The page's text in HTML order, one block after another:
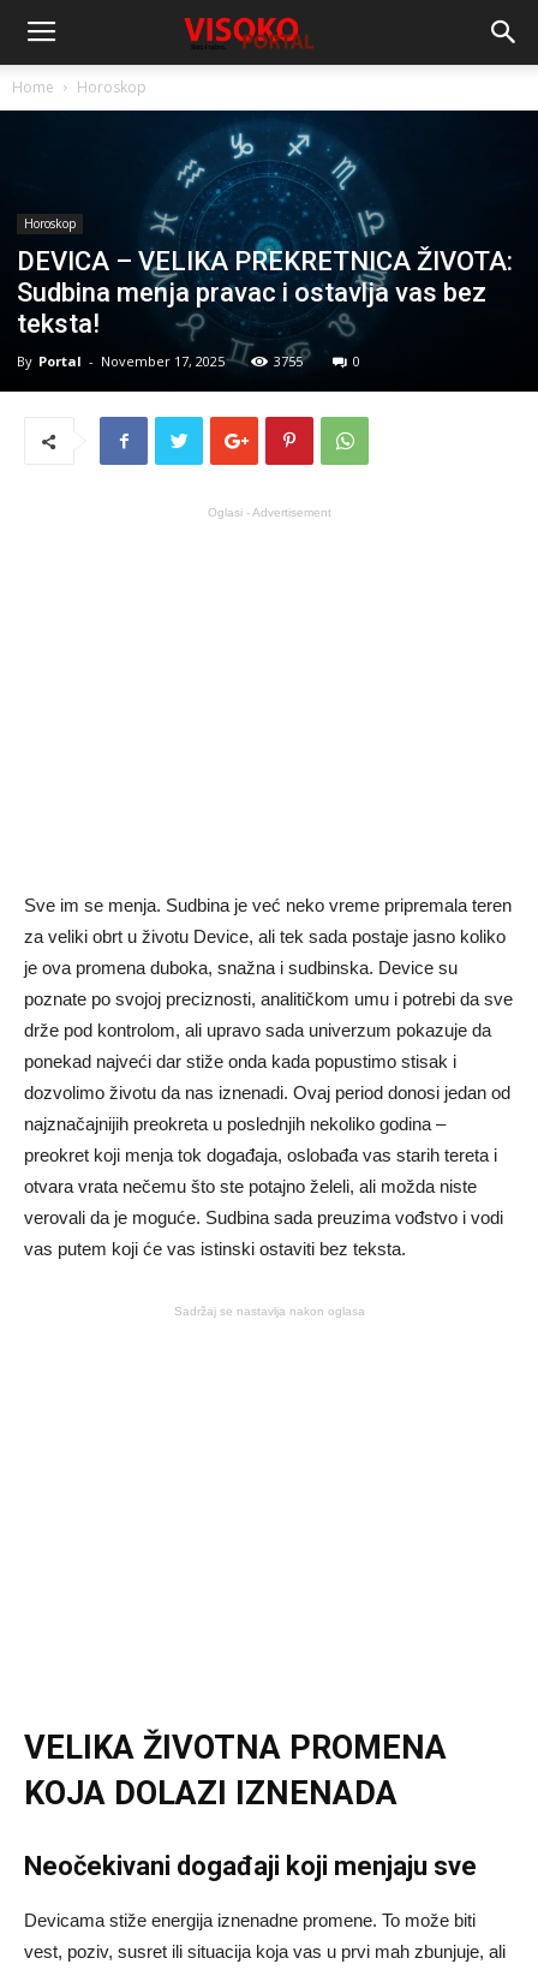
Home Horoskop
Horoskop
DEVICA – VELIKA PREKRETNICA ŽIVOTA:
Sudbina menja pravac i ostavlja vas bez
teksta!
By Portal - November 17, 2025 3755 0
Oglasi - Advertisement
Sve im se menja. Sudbina je već neko vreme pripremala teren
za veliki obrt u životu Device, ali tek sada postaje jasno koliko
je ova promena duboka, snažna i sudbinska. Device su
poznate po svojoj preciznosti, analitičkom umu i potrebi da sve
drže pod kontrolom, ali upravo sada univerzum pokazuje da
ponekad najveći dar stiže onda kada popustimo stisak i
dozvolimo životu da nas iznenadi. Ovaj period donosi jedan od
najznačajnijih preokreta u poslednjih nekoliko godina –
preokret koji menja tok događaja, oslobađa vas starih tereta i
otvara vrata nečemu što ste potajno želeli, ali možda niste
verovali da je moguće. Sudbina sada preuzima vođstvo i vodi
vas putem koji će vas istinski ostaviti bez teksta.
Sadržaj se nastavlja nakon oglasa
VELIKA ŽIVOTNA PROMENA
KOJA DOLAZI IZNENADA
Neočekivani događaji koji menjaju sve
Devicama stiže energija iznenadne promene. To može biti
vest, poziv, susret ili situacija koja vas u prvi mah zbunjuje, ali